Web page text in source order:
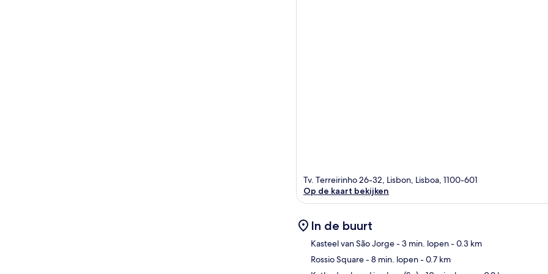
Tv. Terreirinho 26-32, Lisbon, Lisboa, 1100-601
Op de kaart bekijken
In de buurt
Kasteel van São Jorge- 3 min. lopen- 0.3 km
Rossio Square- 8 min. lopen- 0.7 km